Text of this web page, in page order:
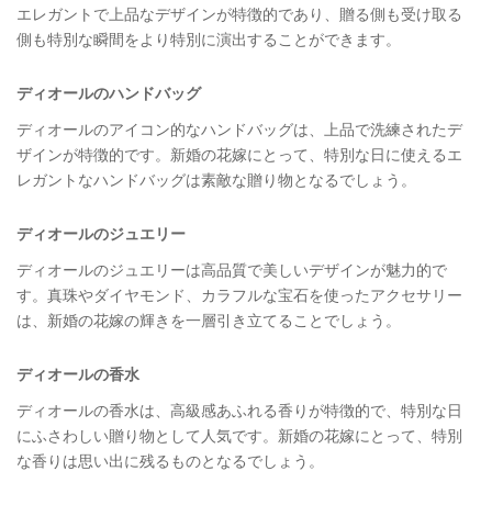
エレガントで上品なデザインが特徴的であり、贈る側も受け取る
側も特別な瞬間をより特別に演出することができます。
ディオールのハンドバッグ
ディオールのアイコン的なハンドバッグは、上品で洗練されたデ
ザインが特徴的です。新婚の花嫁にとって、特別な日に使えるエ
レガントなハンドバッグは素敵な贈り物となるでしょう。
ディオールのジュエリー
ディオールのジュエリーは高品質で美しいデザインが魅力的で
す。真珠やダイヤモンド、カラフルな宝石を使ったアクセサリー
は、新婚の花嫁の輝きを一層引き立てることでしょう。
ディオールの香水
ディオールの香水は、高級感あふれる香りが特徴的で、特別な日
にふさわしい贈り物として人気です。新婚の花嫁にとって、特別
な香りは思い出に残るものとなるでしょう。